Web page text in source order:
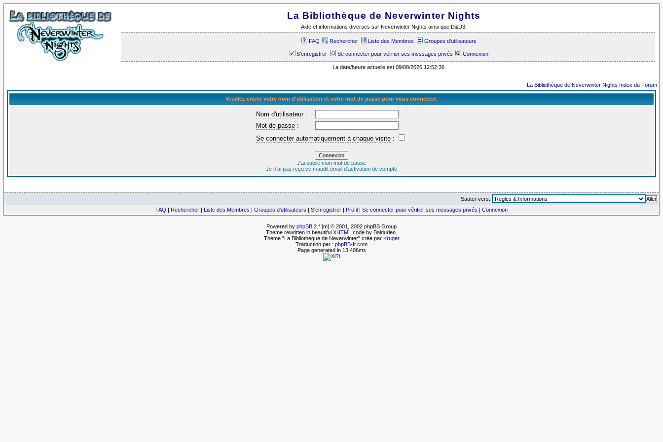
La Bibliothèque de Neverwinter Nights
Aide et informations diverses sur Neverwinter Nights ainsi que D&D3.
FAQ Rechercher Liste des Membres Groupes d'utilisateurs
S'enregistrer Se connecter pour vérifier ses messages privés Connexion
La date/heure actuelle est 09/08/2026 12:52:36
La Bibliothèque de Neverwinter Nights Index du Forum
Veuillez entrer votre nom d'utilisateur et votre mot de passe pour vous connecter.
Nom d'utilisateur:
Mot de passe :
Se connecter automatiquement à chaque visite :
J'ai oublié mon mot de passe
Je n'ai pas reçu ce maudit email d'activation de compte
Sauter vers:
FAQ
Rechercher Liste des Membres Groupes d'utilisateurs S'enregistrer Profil Se connecter pour vérifier ses messages privés Connexion
Powered by phpBB 2.* [m] © 2001, 2002 phpBB Group
Theme rewritten in beautiful XHTML code by Baldurien.
Thème "La Bibliothèque de Neverwinter" crée par Kruger
Traduction par : phpBB-fr.com
Page generated in 13.406ms